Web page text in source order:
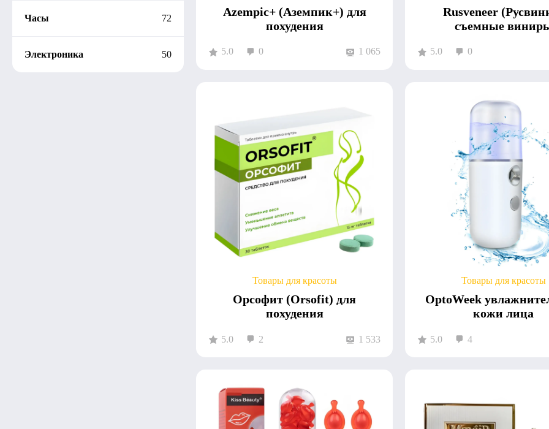
Часы 72
Электроника 50
Azempic+ (Аземпик+) для
похудения
5.0 0 1 065
Rusveneer
съемные
5.0 0
Товары для красоты
Орсофит (Orsofit) для
похудения
5.0 2 1 533
Товары для красоты
OptoWeek
кожи лица
5.0 4